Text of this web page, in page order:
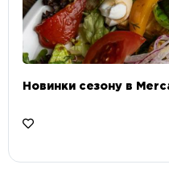
Новинки сезону в